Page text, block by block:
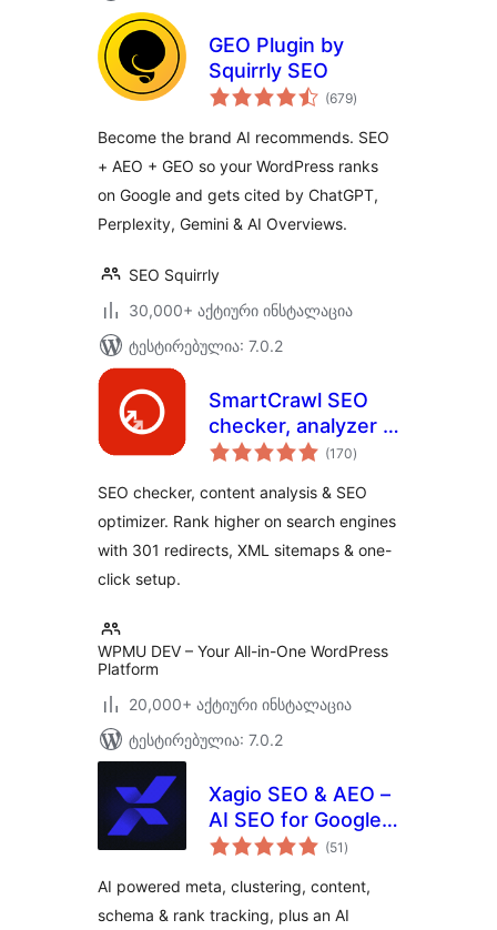
GEO Plugin by
Squirrly SEO
(679საერთო
რეიტინგი
)
Become the brand AI recommends. SEO
+ AEO + GEO so your WordPress ranks
on Google and gets cited by ChatGPT,
Perplexity, Gemini & AI Overviews.
SEO Squirrly
30,000+ აქტიური ინსტალაცია
ტესტირებულია: 7.0.2
SmartCrawl SEO
checker, analyzer &
optimizer
(170საერთო
რეიტინგი
)
SEO checker, content analysis & SEO
optimizer. Rank higher on search engines
with 301 redirects, XML sitemaps & one-
click setup.
WPMU DEV – Your All-in-One WordPress
Platform
20,000+ აქტიური ინსტალაცია
ტესტირებულია: 7.0.2
Xagio SEO & AEO –
AI SEO for Google
Rankings & AI
(51 საერთო
რეიტინგი
)
AI powered meta, clustering, content,
schema & rank tracking, plus an AI